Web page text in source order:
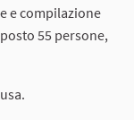
e compilazione
55 persone,